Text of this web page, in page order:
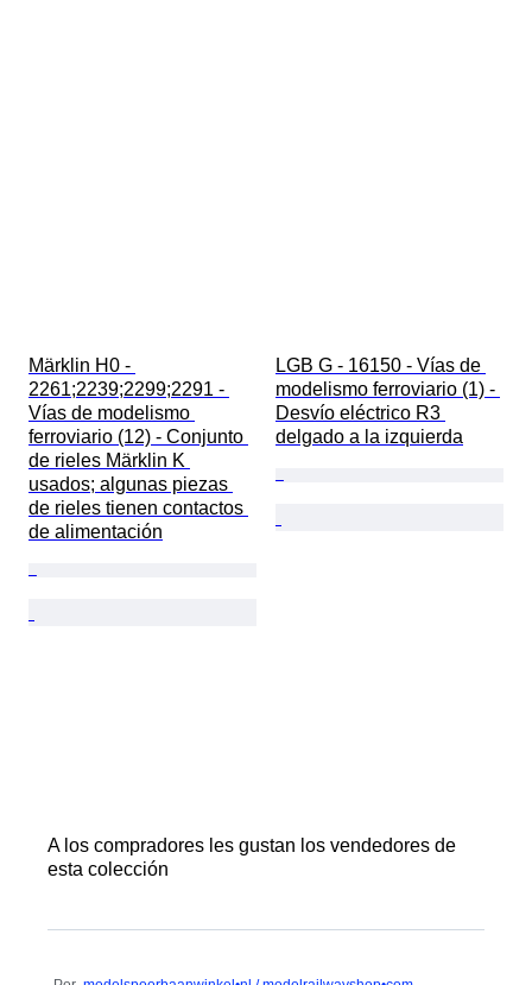
Märklin H0 -
2261;2239;2299;2291 -
Vías de modelismo
ferroviario (12) - Conjunto
de rieles Märklin K
usados; algunas piezas
de rieles tienen contactos
de alimentación
LGB G - 16150 - Vías de
modelismo ferroviario (1) -
Desvío eléctrico R3
delgado a la izquierda
A los compradores les gustan los vendedores de
esta colección